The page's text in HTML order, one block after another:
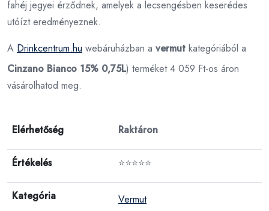
fahéj jegyei érződnek, amelyek a lecsengésben keserédes
utóízt eredményeznek.
A Drinkcentrum.hu webáruházban a vermut kategóriából a
Cinzano Bianco 15% 0,75L) terméket 4 059 Ft-os áron
vásárolhatod meg.
Elérhetőség Raktáron
Értékelés ⭐⭐⭐⭐⭐
Kategória Vermut